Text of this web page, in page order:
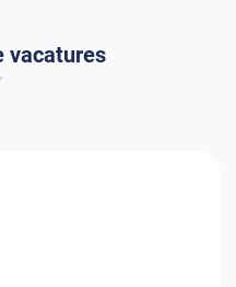
vacatures